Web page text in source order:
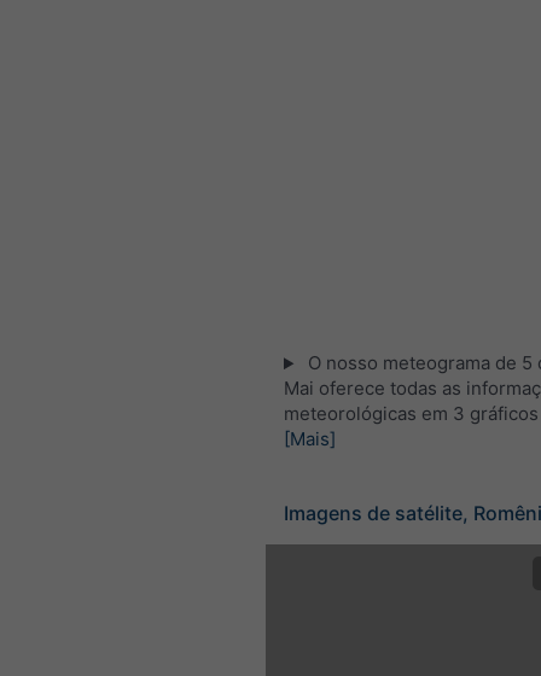
O nosso meteograma de 5
Mai oferece todas as
meteorológicas em 3
[Mais]
Imagens de satélite,